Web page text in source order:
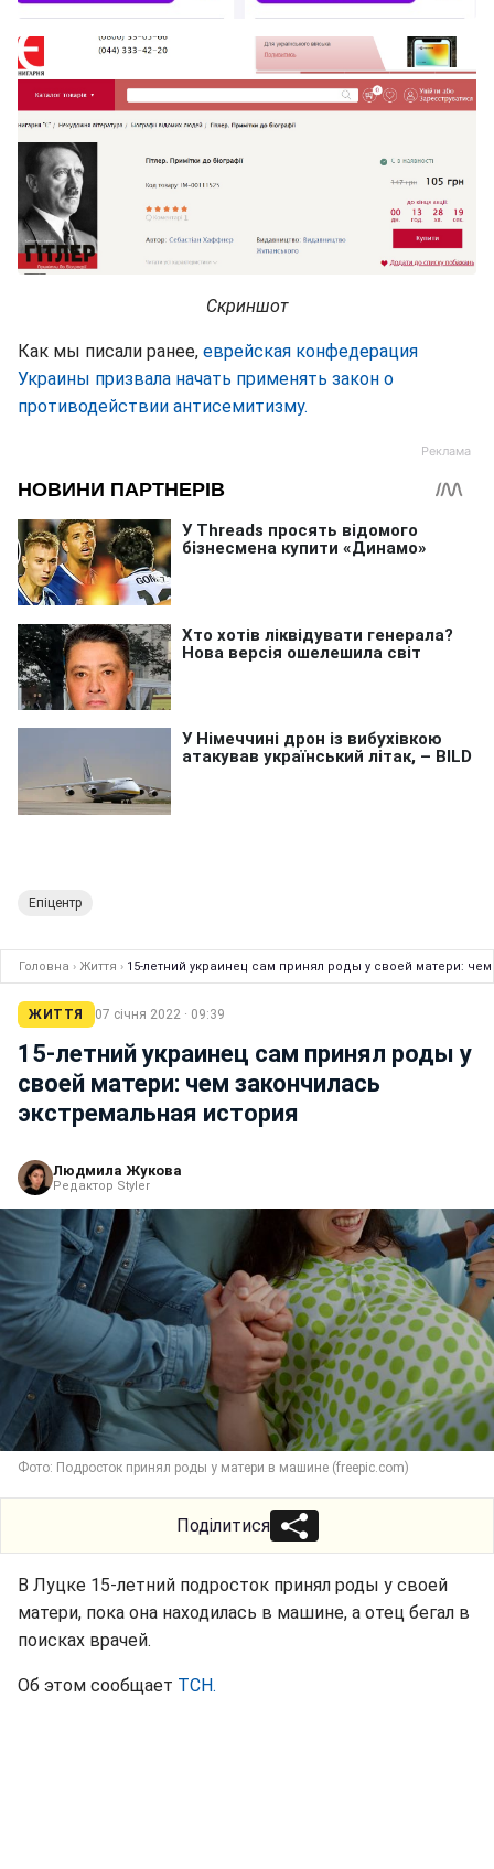
Скриншот
Как мы писали ранее, еврейская конфедерация
Украины призвала начать применять закон о
противодействии антисемитизму.
Епіцентр
Головна › Життя › 15-летний украинец сам принял роды у своей матери:
ЖИТТЯ 07 січня 2022 · 09:39
15-летний украинец сам принял роды у
своей матери: чем закончилась
экстремальная история
Людмила Жукова
Редактор Styler
Фото: Подросток принял роды у матери в машине (freepic.com)
Поділитися
В Луцке 15-летний подросток принял роды у своей
матери, пока она находилась в машине, а отец бегал в
поисках врачей.
Об этом сообщает ТСН.